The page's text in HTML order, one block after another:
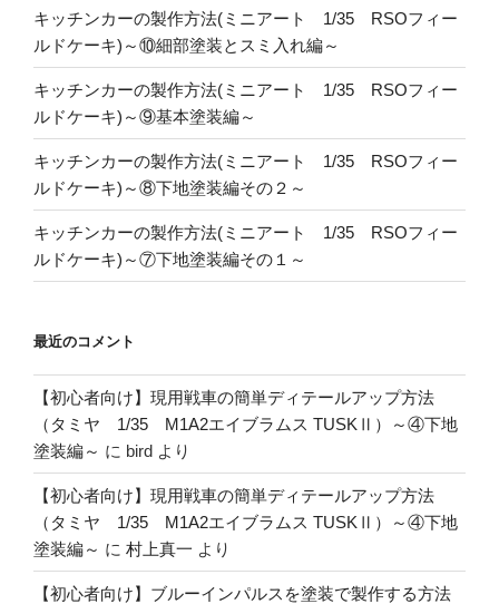
キッチンカーの製作方法(ミニアート 1/35 RSOフィー
ルドケーキ)～⑩細部塗装とスミ入れ編～
キッチンカーの製作方法(ミニアート 1/35 RSOフィー
ルドケーキ)～⑨基本塗装編～
キッチンカーの製作方法(ミニアート 1/35 RSOフィー
ルドケーキ)～⑧下地塗装編その２～
キッチンカーの製作方法(ミニアート 1/35 RSOフィー
ルドケーキ)～⑦下地塗装編その１～
最近のコメント
【初心者向け】現用戦車の簡単ディテールアップ方法
（タミヤ 1/35 M1A2エイブラムス TUSKⅡ）～④下地
塗装編～ に bird より
【初心者向け】現用戦車の簡単ディテールアップ方法
（タミヤ 1/35 M1A2エイブラムス TUSKⅡ）～④下地
塗装編～ に 村上真一 より
【初心者向け】ブルーインパルスを塗装で製作する方法